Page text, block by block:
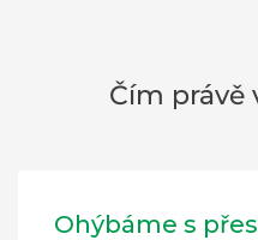
Čím právě
Ohýbáme s